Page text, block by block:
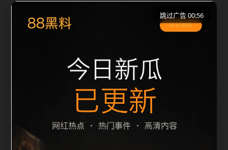
端浏览习惯整理标题、描述、图片和站内推荐。用户进
续浏览。本页强调内容归集和主题一致性，避免无关关
键词堆砌，也避免多个站点同步发布完全相同的标题。
图片说明、文件名、alt 和 title 均围绕主关键词、栏目
词和文章标题生成，便于搜索引擎理解页面主题。后续
采集时将继续执行远程图片本地化、坏图默认图兜底、
标题重复过滤和 descr
跳过广告 00:56